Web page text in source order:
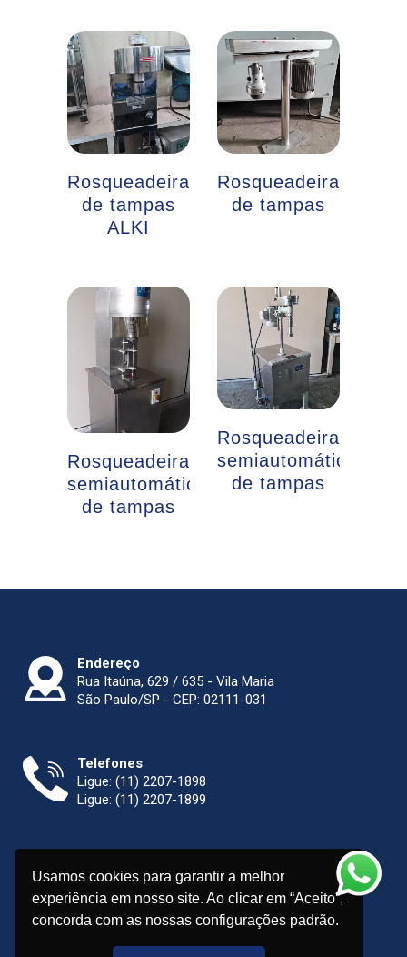
Usamos cookies para garantir a melhor
experiência em nosso site. Ao clicar em “Aceito”,
concorda com as nossas configurações padrão.
Rosqueadeira
de tampas
ALKI
Rosqueadeira
de tampas
Rosqueadeira
semiautomática
de tampas
Rosqueadeira
semiautomática
de tampas
Endereço
Rua Itaúna, 629 / 635 - Vila Maria
São Paulo/SP - CEP: 02111-031
Telefones
Ligue: (11) 2207-1898
Ligue: (11) 2207-1899
E-mail
sigma@maquinasinox.com.br